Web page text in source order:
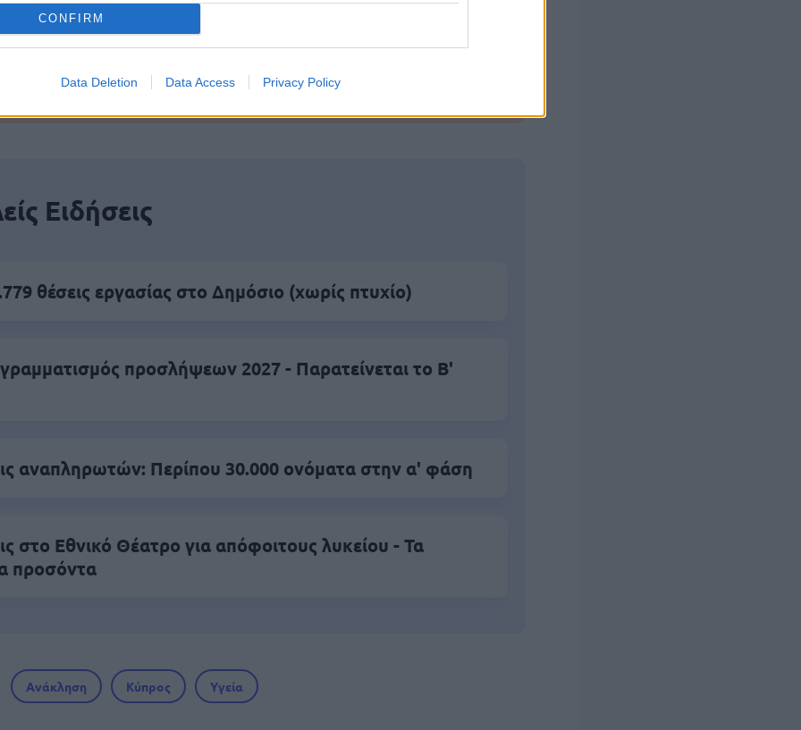
CONFIRM
Data Deletion Data Access Privacy Policy
πρώτος όλες τις σημαντικές ειδήσεις.
το proson.gr στα αποτελέσματα αναζήτησης της Google
Ειδήσεις
θέσεις εργασίας στο Δημόσιο (χωρίς πτυχίο)
προσλήψεων 2027 - Παρατείνεται το Β'
αναπληρωτών: Περίπου 30.000 ονόματα στην α' φάση
στο Εθνικό Θέατρο για απόφοιτους λυκείου - Τα
προσόντα
Ανάκληση Κύπρος Υγεία